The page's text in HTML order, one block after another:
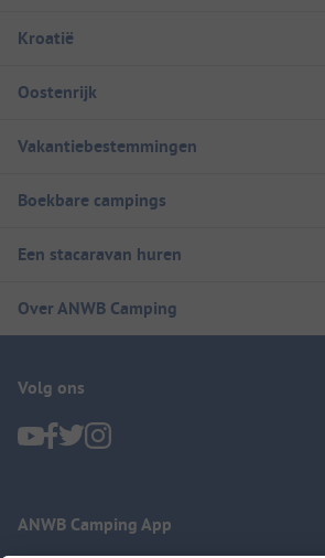
Kroatië
Oostenrijk
Vakantiebestemmingen
Boekbare campings
Een stacaravan huren
Over ANWB Camping
Volg ons
ANWB Camping App